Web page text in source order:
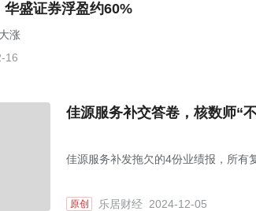
盛证券浮盈约60%
涨
16
佳源服务补交答卷，核数师“
佳源服务补发拖欠的4份业绩报，所有
原创 乐居财经 2024-12-05